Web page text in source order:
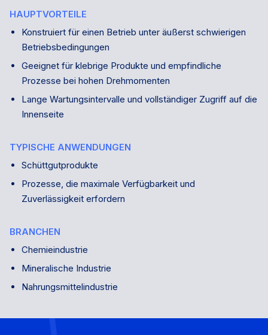
HAUPTVORTEILE
Konstruiert für einen Betrieb unter äußerst schwierigen
Betriebsbedingungen
Geeignet für klebrige Produkte und empfindliche
Prozesse bei hohen Drehmomenten
Lange Wartungsintervalle und vollständiger Zugriff auf die
Innenseite
TYPISCHE ANWENDUNGEN
Schüttgutprodukte
Prozesse, die maximale Verfügbarkeit und
Zuverlässigkeit erfordern
BRANCHEN
Chemieindustrie
Mineralische Industrie
Nahrungsmittelindustrie